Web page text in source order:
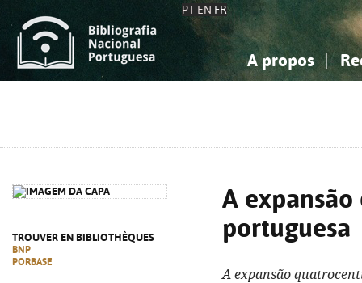
PT EN FR
A propos
TROUVER EN BIBLIOTHÈQUES
BNP
PORBASE
A
portuguesa
A expansão